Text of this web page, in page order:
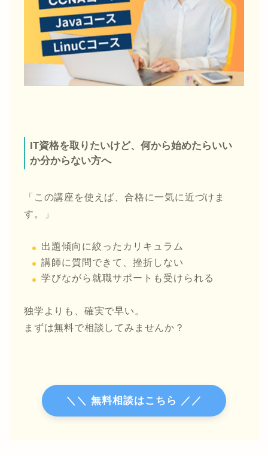
IT資格を取りたいけど、何から始めたらいい
か分からない方へ
「この講座を使えば、合格に一気に近づけま
す。」
出題傾向に絞ったカリキュラム
講師に質問できて、挫折しない
学びながら就職サポートも受けられる
独学よりも、確実で早い。
まずは無料で相談してみませんか？
＼＼ 無料相談はこちら ／／